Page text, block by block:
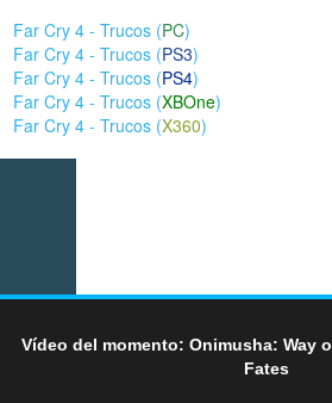
Far Cry 4 - Trucos (PC)
Far Cry 4 - Trucos (PS3)
Far Cry 4 - Trucos (PS4)
Far Cry 4 - Trucos (XBOne)
Far Cry 4 - Trucos (X360)
Vídeo del momento: Onimusha: Way
Fates